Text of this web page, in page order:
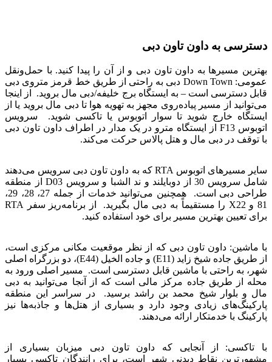
دسترسی به داون تاون دبی
بهترین مسیرها به داون تاون دبی و از آن را پیدا کنید. با حمل‌ونقل
عمومی: Down Town دبی به راحتی از طریق خط قرمز متروی دبی
قابل دسترسی است – به ایستگاه برج خلیفه/دبی مال بروید. از اینجا
می‌توانید از مسیر پیاده‌روی مجهز به تهویه هوا تا دبی مال بروید یا از
ایستگاه خارج شوید تا سوار اتوبوس یا تاکسی شوید. سرویس
اتوبوس F13 از ایستگاه مترو در یک مدار در اطراف داون تاون دبی
با توقف در دبی مال و هتل پالاس حرکت می‌کند.
سایر مسیرهای اتوبوس RTA که به داون تاون دبی سرویس می‌دهند
شامل سرویس 30 از دوبایلند و ند الشبا و سرویس D03 از منطقه
طراحی دبی است. همچنین می‌توانید خدمات از جمله 27، 28، 29،
81 و X22 را مستقیماً به دبی مال بگیرید. از برنامه‌ریز سفر RTA
برای تعیین بهترین مسیر برای خود استفاده کنید.
با ماشین: داون تاون دبی که از نظر موقعیت مکانی مرکزی است،
از طریق جاده شیخ زاید (E11) و جاده الخیل (E44)، دو بزرگراه اصلی
شهر، به راحتی با ماشین قابل دسترسی است. مسیر اصلی ورود به
محله از طریق جاده مرکز مالی است که از آنجا می‌توانید به دبی
مال و بلوار شیخ محمد بن راشد برسید. در سراسر این منطقه
پارکینگ‌های زیادی وجود دارد و بسیاری از هتل‌ها و جاذبه‌ها نیز
پارکینگ با خدمتکار ارائه می‌دهند.
با تاکسی: از آنجایی که داون تاون دبی میزبان بسیاری از
مشهورترین نقاط دیدنی شهر است، برای رانندگان تاکسی بسیار